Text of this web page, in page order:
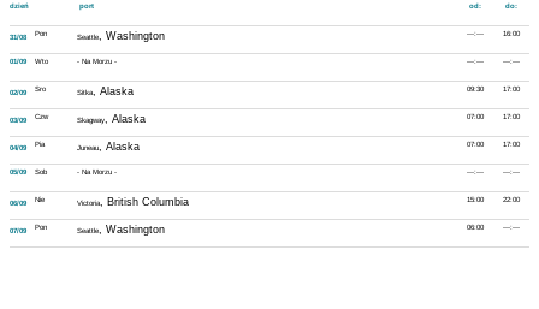
dzień port do:
od:
16:00
---:---
31/08 Pon Seattle, Washington
---:---
---:---
01/09 Wto - Na Morzu -
17:00
09:30
02/09 Sro Sitka, Alaska
17:00
07:00
03/09 Czw Skagway, Alaska
17:00
07:00
04/09 Pia Juneau, Alaska
---:---
---:---
05/09 Sob - Na Morzu -
22:00
15:00
06/09 Nie Victoria, British Columbia
---:---
06:00
07/09 Pon Seattle, Washington